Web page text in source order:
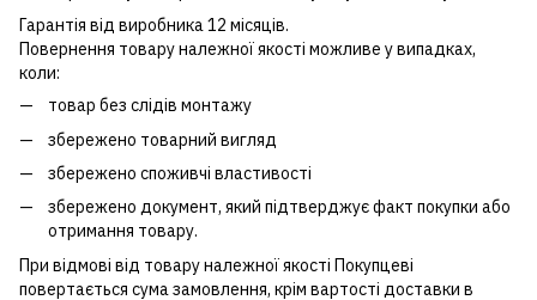
Гарантія від виробника 12 місяців.
Повернення товару належної якості можливе у випадках,
коли:
товар без слідів монтажу
збережено товарний вигляд
збережено споживчі властивості
збережено документ, який підтверджує факт покупки або
отримання товару.
При відмові від товару належної якості Покупцеві
повертається сума замовлення, крім вартості доставки в